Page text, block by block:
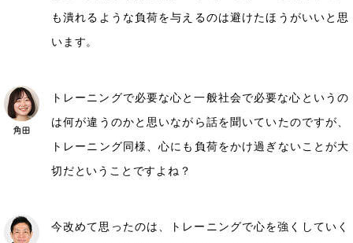
も潰れるような負荷を与えるのは避けたほうがいいと思
います。
トレーニングで必要な心と一般社会で必要な心というの
は何が違うのかと思いながら話を聞いていたのですが、
トレーニング同様、心にも負荷をかけ過ぎないことが大
切だということですよね？
今改めて思ったのは、トレーニングで心を強くしていく